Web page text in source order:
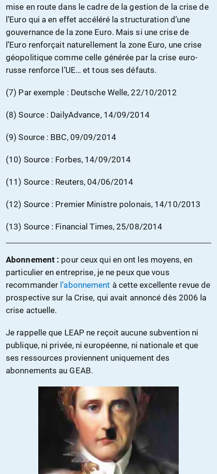
mise en route dans le cadre de la gestion de la crise de
l’Euro qui a en effet accéléré la structuration d’une
gouvernance de la zone Euro. Mais si une crise de
l’Euro renforçait naturellement la zone Euro, une crise
géopolitique comme celle générée par la crise euro-
russe renforce l’UE… et tous ses défauts.
(7) Par exemple : Deutsche Welle, 22/10/2012
(8) Source : DailyAdvance, 14/09/2014
(9) Source : BBC, 09/09/2014
(10) Source : Forbes, 14/09/2014
(11) Source : Reuters, 04/06/2014
(12) Source : Premier Ministre polonais, 14/10/2013
(13) Source : Financial Times, 25/08/2014
Abonnement : pour ceux qui en ont les moyens, en
particulier en entreprise, je ne peux que vous
recommander l’abonnement à cette excellente revue de
prospective sur la Crise, qui avait annoncé dès 2006 la
crise actuelle.
Je rappelle que LEAP ne reçoit aucune subvention ni
publique, ni privée, ni européenne, ni nationale et que
ses ressources proviennent uniquement des
abonnements au GEAB.